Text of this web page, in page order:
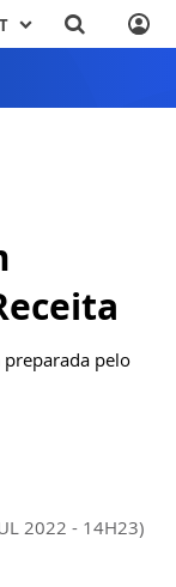
preparada pelo
2022 - 14H23)